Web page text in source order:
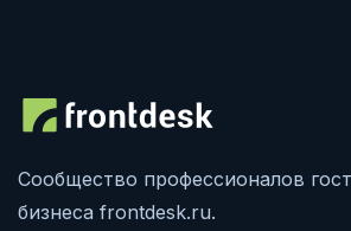
Сообщество профессионалов
бизнеса frontdesk.ru.